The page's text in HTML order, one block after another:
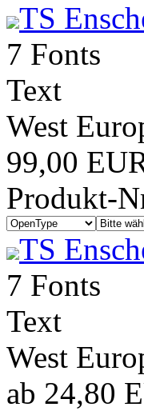
TS
7 Fonts
Text
West
99,00
Produkt-
TS
7 Fonts
Text
West
ab 24,80